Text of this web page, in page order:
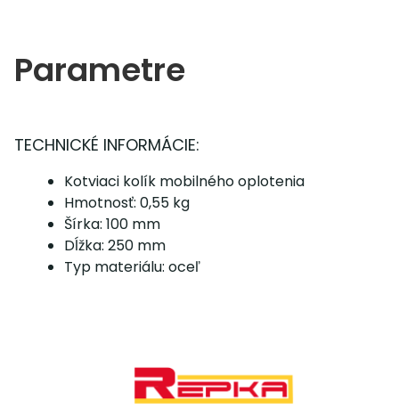
Parametre
TECHNICKÉ INFORMÁCIE:
Kotviaci kolík mobilného oplotenia
Hmotnosť: 0,55 kg
Šírka: 100 mm
Dĺžka: 250 mm
Typ materiálu: oceľ